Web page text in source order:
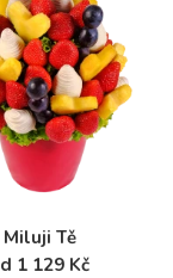
Miluji Tě
1 129 Kč